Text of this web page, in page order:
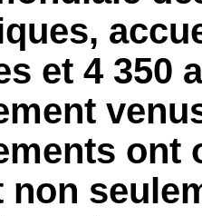
et 4 350
non